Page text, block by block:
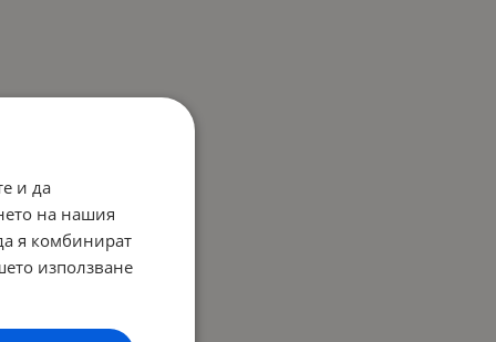
и да
на нашия
я комбинират
използване